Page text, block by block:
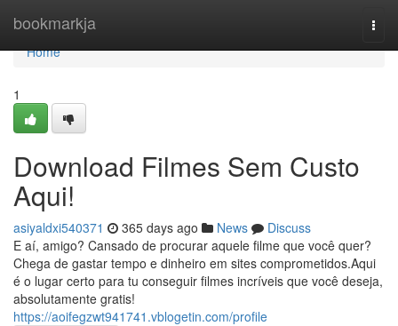
bookmarkja
Home
Home
1
Download Filmes Sem Custo
Aqui!
asiyaldxi540371 365 days ago News
Discuss
E aí, amigo? Cansado de procurar aquele filme que você quer?
Chega de gastar tempo e dinheiro em sites comprometidos.Aqui
é o lugar certo para tu conseguir filmes incríveis que você deseja,
absolutamente gratis!
https://aoifegzwt941741.vblogetin.com/profile